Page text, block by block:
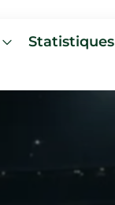
Statistiques